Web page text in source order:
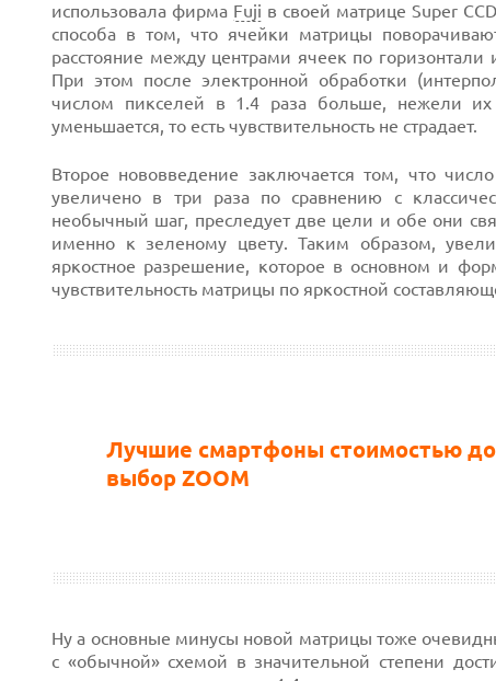
использовала фирма Fuji в своей матрице Super
способа в том, что ячейки матрицы
расстояние между центрами ячеек по
При этом после электронной обработки
числом пикселей в 1.4 раза больше, нежели
уменьшается, то есть чувствительность не страдает.
Второе нововведение заключается том, что
увеличено в три раза по сравнению с
необычный шаг, преследует две цели и обе они
именно к зеленому цвету. Таким образом,
яркостное разрешение, которое в основном и
чувствительность матрицы по яркостной
Лучшие смартфоны стоимостью до
выбор ZOOM
Ну а основные минусы новой матрицы тоже
с «обычной» схемой в значительной степени